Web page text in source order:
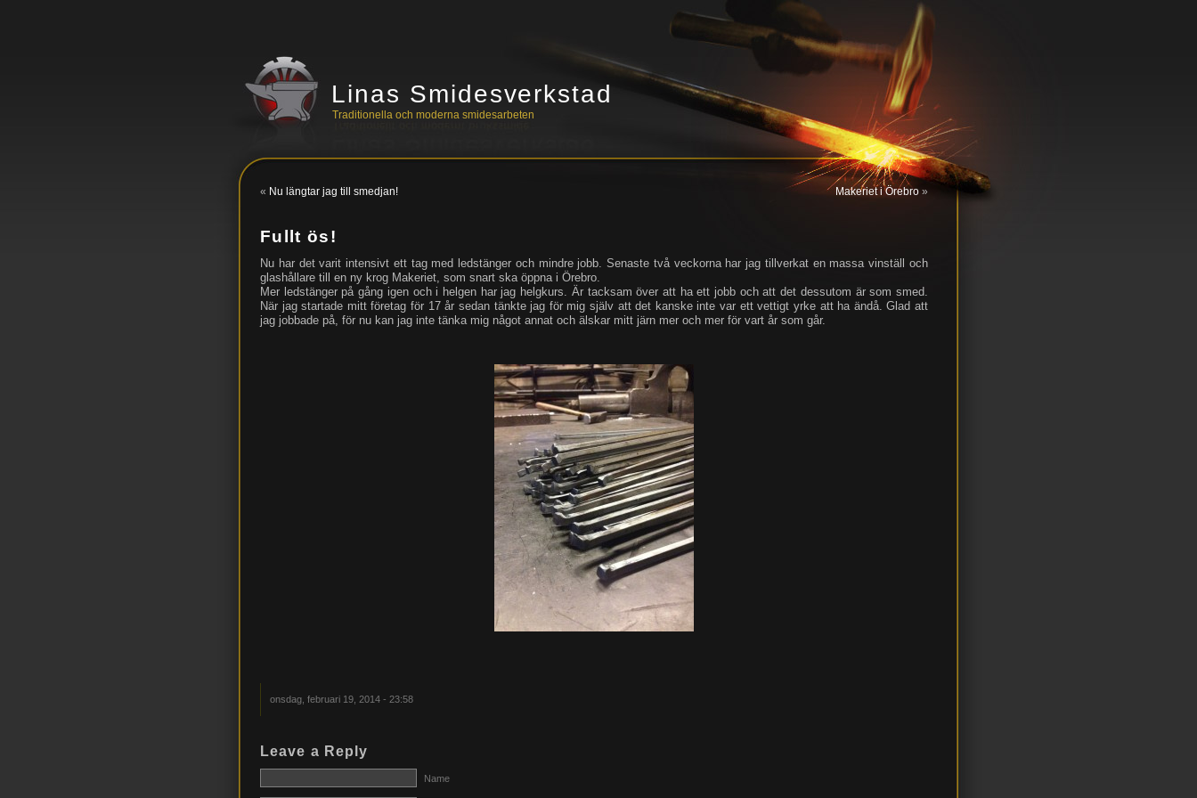
Linas Smidesverkstad
Traditionella och moderna smidesarbeten
« Nu längtar jag till smedjan! Makeriet i Örebro »
Fullt ös!
Nu har det varit intensivt ett tag med ledstänger och mindre jobb. Senaste två veckorna har jag tillverkat en massa vinställ och
glashållare till en ny krog Makeriet, som snart ska öppna i Örebro.
Mer ledstänger på gång igen och i helgen har jag helgkurs. Är tacksam över att ha ett jobb och att det dessutom är som smed.
När jag startade mitt företag för 17 år sedan tänkte jag för mig själv att det kanske inte var ett vettigt yrke att ha ändå. Glad att
jag jobbade på, för nu kan jag inte tänka mig något annat och älskar mitt järn mer och mer för vart år som går.
onsdag, februari 19, 2014 - 23:58
Leave a Reply
Name